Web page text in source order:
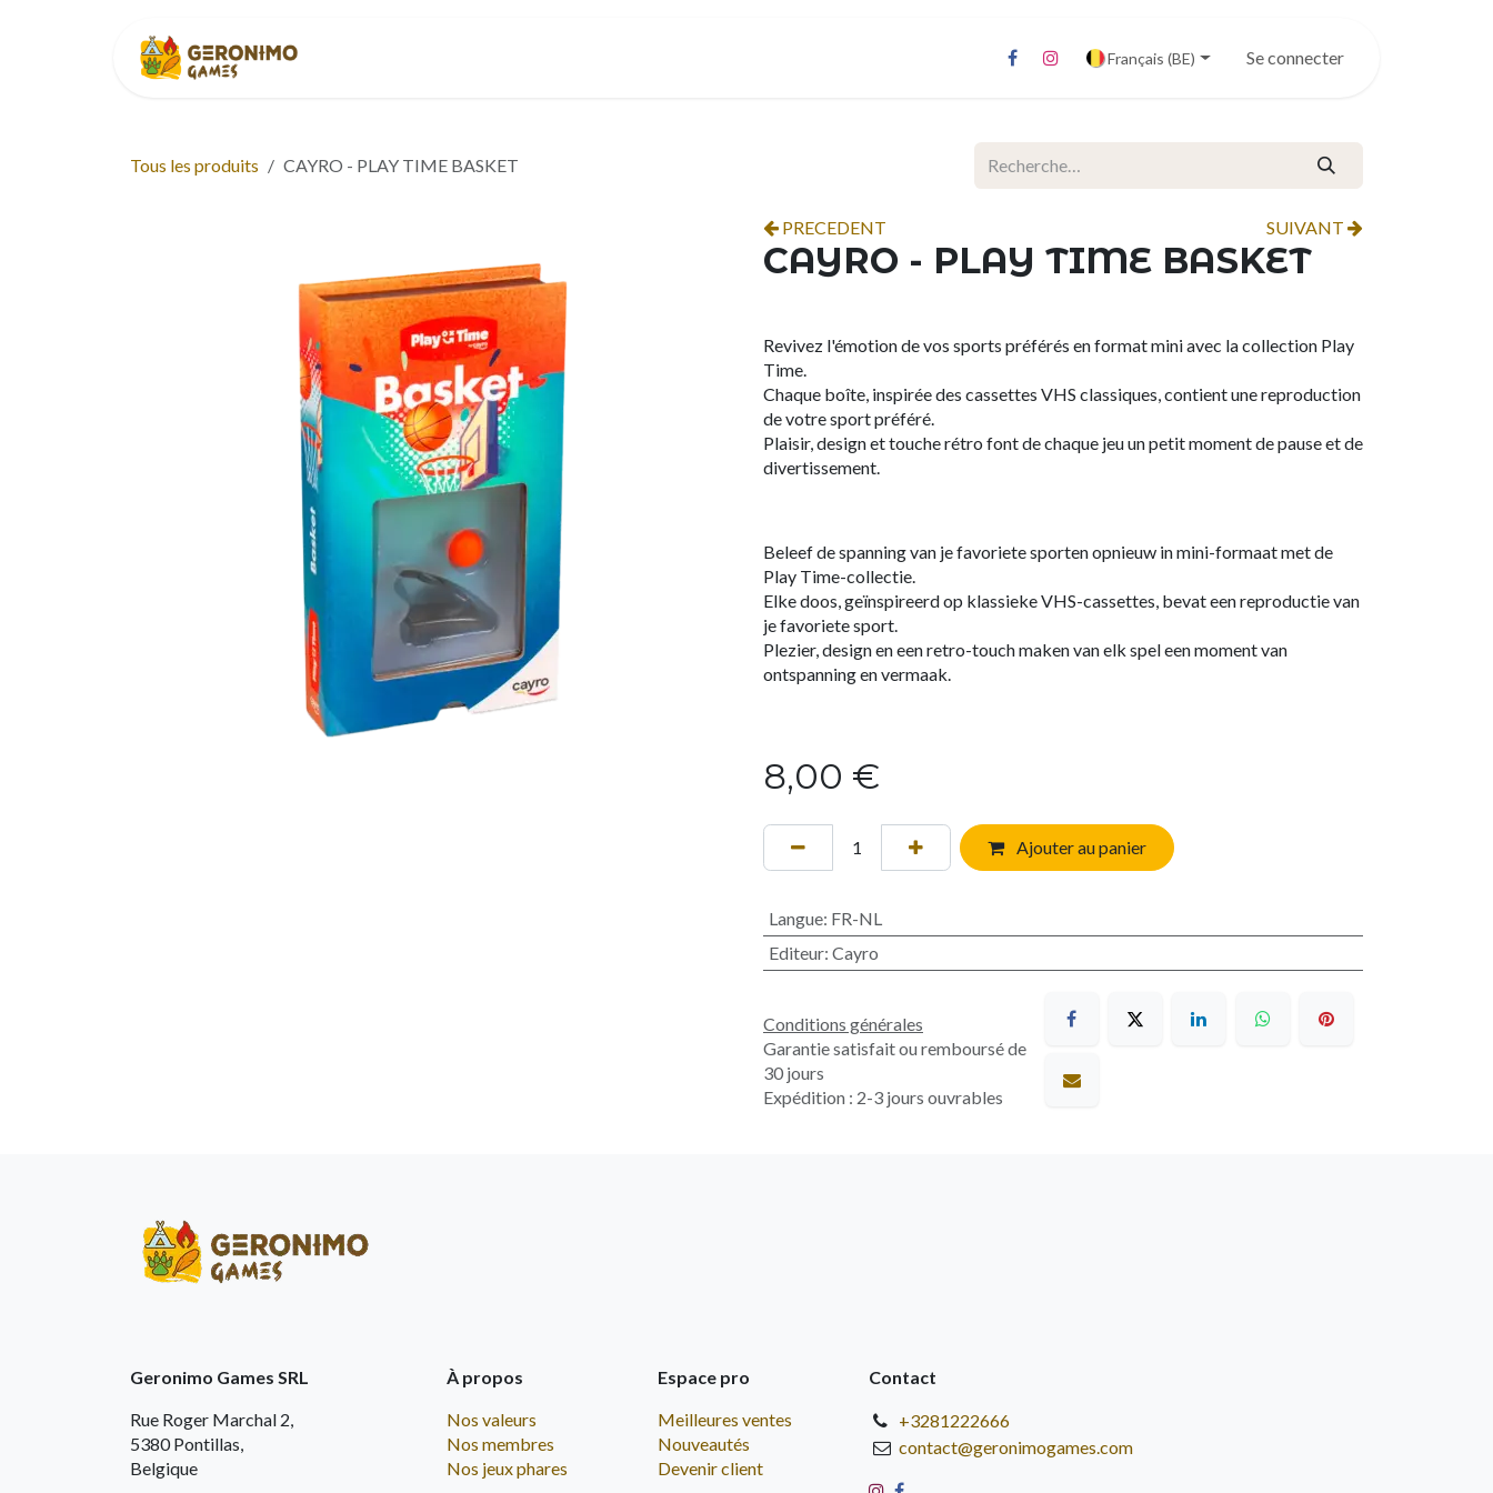
Français (BE) Se connecter
Tous les produits CAYRO - PLAY TIME BASKET
PRECEDENT SUIVANT
CAYRO - PLAY TIME BASKET
Revivez l'émotion de vos sports préférés en format mini avec la collection Play
Time.
Chaque boîte, inspirée des cassettes VHS classiques, contient une reproduction
de votre sport préféré.
Plaisir, design et touche rétro font de chaque jeu un petit moment de pause et de
divertissement.
Beleef de spanning van je favoriete sporten opnieuw in mini-formaat met de
Play Time-collectie.
Elke doos, geïnspireerd op klassieke VHS-cassettes, bevat een reproductie van
je favoriete sport.
Plezier, design en een retro-touch maken van elk spel een moment van
ontspanning en vermaak.
8,00 €
Ajouter au panier
Langue: FR-NL
Editeur: Cayro
Conditions générales
Garantie satisfait ou remboursé de
30 jours
Expédition : 2-3 jours ouvrables
Geronimo Games SRL
Rue Roger Marchal 2,
5380 Pontillas,
Belgique
À propos
Nos valeurs
Nos membres
Nos jeux phares
Espace pro
Meilleures ventes
Nouveautés
Devenir client
Contact
+3281222666
contact@geronimogames.com